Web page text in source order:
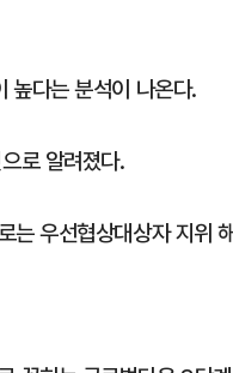
높다는 분석이 나온다.
로 알려졌다.
는 우선협상대상자 지위